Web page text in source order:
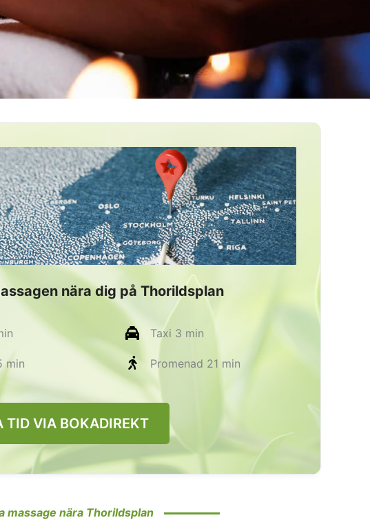
nära dig på Thorildsplan
min
Taxi 3 min
Promenad 21 min
TID VIA BOKADIREKT
massage nära Thorildsplan